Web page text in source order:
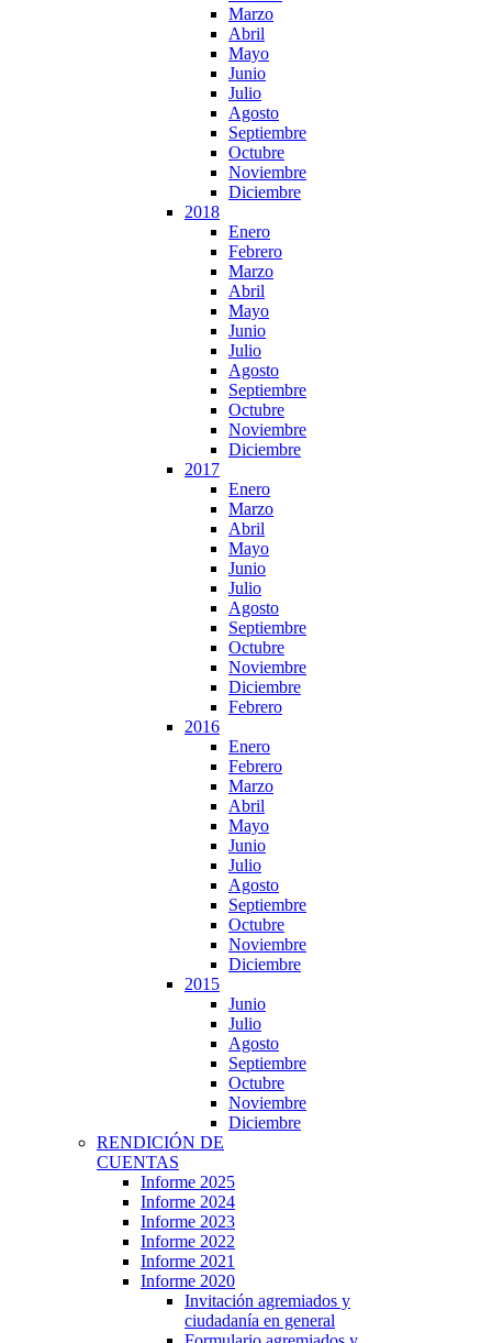
Marzo
Abril
Mayo
Junio
Julio
Agosto
Septiembre
Octubre
Noviembre
Diciembre
2018
Enero
Febrero
Marzo
Abril
Mayo
Junio
Julio
Agosto
Septiembre
Octubre
Noviembre
Diciembre
2017
Enero
Marzo
Abril
Mayo
Junio
Julio
Agosto
Septiembre
Octubre
Noviembre
Diciembre
Febrero
2016
Enero
Febrero
Marzo
Abril
Mayo
Junio
Julio
Agosto
Septiembre
Octubre
Noviembre
Diciembre
2015
Junio
Julio
Agosto
Septiembre
Octubre
Noviembre
Diciembre
RENDICIÓN DE
CUENTAS
Informe 2025
Informe 2024
Informe 2023
Informe 2022
Informe 2021
Informe 2020
Invitación agremiados y
ciudadanía en general